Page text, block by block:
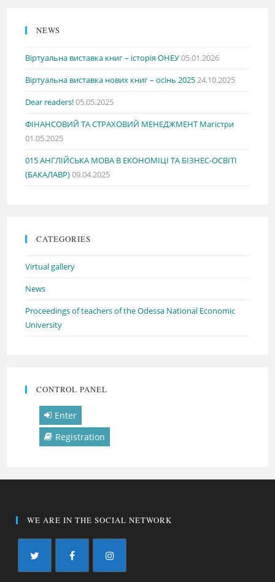
NEWS
Віртуальна виставка книг – історія ОНЕУ05.01.2026
Віртуальна виставка нових книг – осінь 202524.10.2025
Dear readers!05.05.2025
ФІНАНСОВИЙ ТА СТРАХОВИЙ МЕНЕДЖМЕНТ Магістри
01.05.2025
015 АНГЛІЙСЬКА МОВА В ЕКОНОМІЦІ ТА БІЗНЕС-ОСВІТІ
(БАКАЛАВР)09.04.2025
CATEGORIES
Virtual gallery
News
Proceedings of teachers of the Odessa National Economic
University
CONTROL PANEL
Enter
Registration
WE ARE IN THE SOCIAL NETWORK